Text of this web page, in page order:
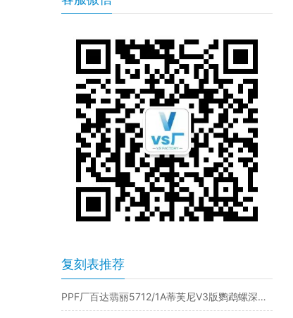
复刻表推荐
PPF厂百达翡丽5712/1A蒂芙尼V3版鹦鹉螺深度评测:奢华与精密的完美交融​